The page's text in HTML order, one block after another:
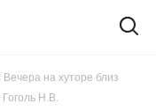
на хуторе близ
Н.В.